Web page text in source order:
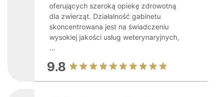
oferujących szeroką opiekę zdrowotną
dla zwierząt. Działalność gabinetu
skoncentrowana jest na świadczeniu
wysokiej jakości usług weterynaryjnych,
...
9.8